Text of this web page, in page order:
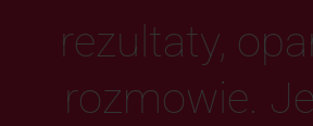
rezultaty,
rozmowie.